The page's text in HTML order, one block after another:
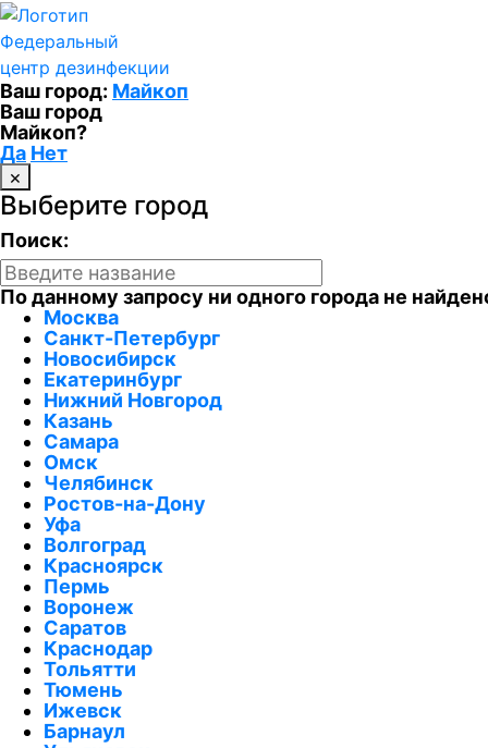
Федеральный
центр дезинфекции
Ваш город: Майкоп
Ваш город
Майкоп?
Да Нет
×
Выберите город
Поиск:
По данному запросу ни одного города не
Москва
Санкт-Петербург
Новосибирск
Екатеринбург
Нижний Новгород
Казань
Самара
Омск
Челябинск
Ростов-на-Дону
Уфа
Волгоград
Красноярск
Пермь
Воронеж
Саратов
Краснодар
Тольятти
Тюмень
Ижевск
Барнаул